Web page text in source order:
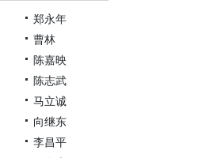
郑永年
曹林
陈嘉映
陈志武
马立诚
向继东
李昌平